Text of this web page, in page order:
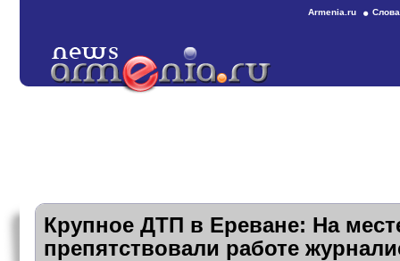
Armenia.ru
Крупное ДТП в Ереване: На
препятствовали работе